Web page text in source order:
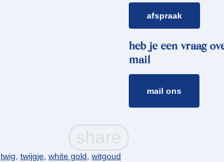
afspraak
heb je een vraag
mail
mail ons
twig, twijgje, white gold, witgoud